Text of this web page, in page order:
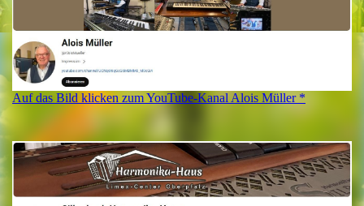
Auf das Bild klicken zum YouTube-Kanal Alois Müller *